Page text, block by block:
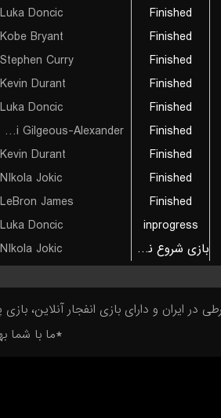
Luka Doncic Finished
Kobe Bryant Finished
Stephen Curry Finished
Kevin Durant Finished
Luka Doncic Finished
Shai Gilgeous-Alexander Finished
Kevin Durant Finished
NIkola Jokic Finished
LeBron James Finished
Luka Doncic inprogress
NIkola Jokic بازی شروع نشده است
ایران و دارای بازی انفجار آنلاین، بازی
*ما با شما